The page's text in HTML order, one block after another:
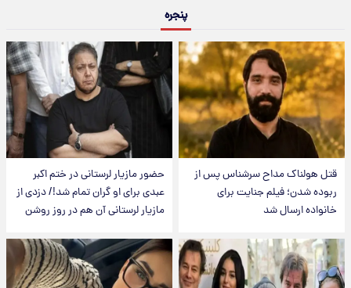
پنجره
قتل هولناک مداح سرشناس پس از
ربوده شدن؛ فیلم جنایت برای
خانواده ارسال شد
حضور مازیار لرستانی در ختم اکبر
عبدی برای او گران تمام شد!/ دزدی از
مازیار لرستانی آن هم در روز روشن